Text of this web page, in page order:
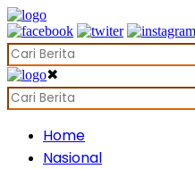
✖
Home
Nasional